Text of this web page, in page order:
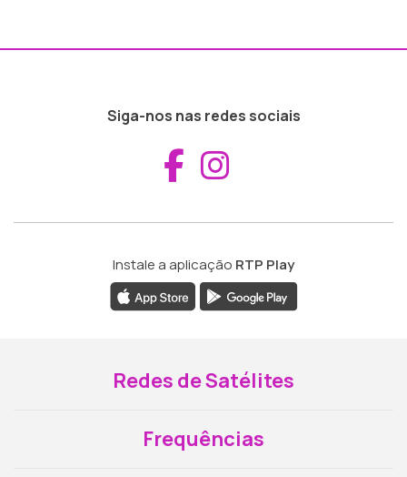
Siga-nos nas redes sociais
Aceder ao
Instale a aplicação RTP Play
Redes de Satélites
Frequências